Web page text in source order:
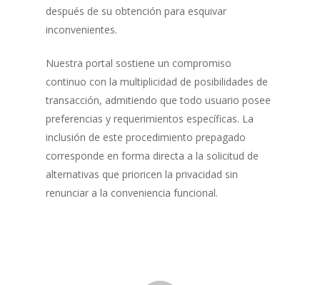
después de su obtención para esquivar
inconvenientes.
Nuestra portal sostiene un compromiso
continuo con la multiplicidad de posibilidades de
transacción, admitiendo que todo usuario posee
preferencias y requerimientos específicas. La
inclusión de este procedimiento prepagado
corresponde en forma directa a la solicitud de
alternativas que prioricen la privacidad sin
renunciar a la conveniencia funcional.